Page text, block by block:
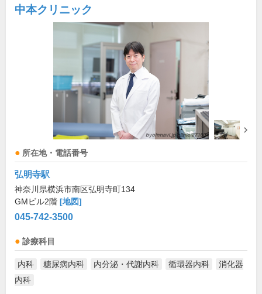
中本クリニック
所在地・電話番号
弘明寺駅
神奈川県横浜市南区弘明寺町134
GMビル2階 [地図]
045-742-3500
診療科目
内科 糖尿病内科 内分泌・代謝内科 循環器内科
消化器
内科